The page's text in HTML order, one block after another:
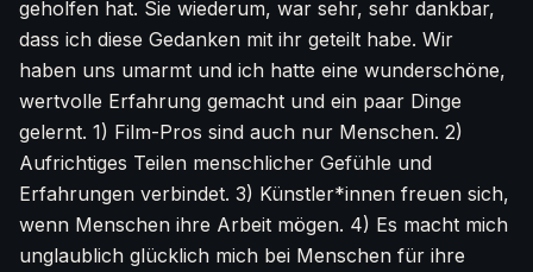
geholfen hat. Sie wiederum, war sehr, sehr dankbar,
dass ich diese Gedanken mit ihr geteilt habe. Wir
haben uns umarmt und ich hatte eine wunderschöne,
wertvolle Erfahrung gemacht und ein paar Dinge
gelernt. 1) Film-Pros sind auch nur Menschen. 2)
Aufrichtiges Teilen menschlicher Gefühle und
Erfahrungen verbindet. 3) Künstler*innen freuen sich,
wenn Menschen ihre Arbeit mögen. 4) Es macht mich
unglaublich glücklich mich bei Menschen für ihre